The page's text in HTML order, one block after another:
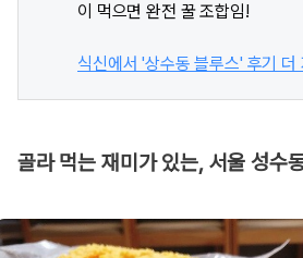
이 먹으면 완전 꿀 조합임!
식신에서 '상수동 블루스' 후기 더
골라 먹는 재미가 있는, 서울 성수